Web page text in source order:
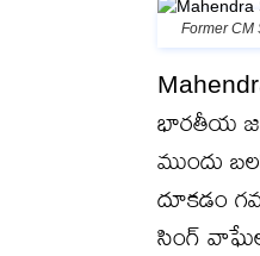
Former CM
భారతీయ
ముందు
దూకడం
సింగ్ వాఘేలా.